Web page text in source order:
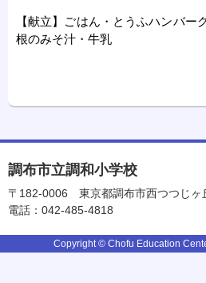
【献立】ごはん・とうふハンバー
根のみそ汁・牛乳
調布市立調和小学校
〒182-0006
東京都調布市西つつじヶ
電話：042-485-4818
Copyright © Chofu Education